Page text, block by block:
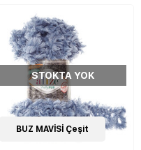
14Çeşit
STOKTA YOK
BUZ MAVİSİ Çeşit